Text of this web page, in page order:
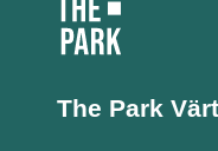
The Park